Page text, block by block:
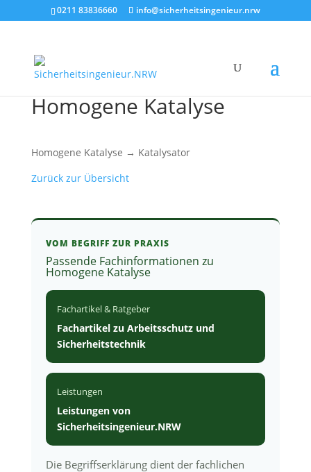
0211 83836660 info@sicherheitsingenieur.nrw
Homogene Katalyse
Homogene Katalyse → Katalysator
Zurück zur Übersicht
VOM BEGRIFF ZUR PRAXIS
Passende Fachinformationen zu
Homogene Katalyse
Fachartikel & Ratgeber
Fachartikel zu Arbeitsschutz und
Sicherheitstechnik
Leistungen
Leistungen von
Sicherheitsingenieur.NRW
Die Begriffserklärung dient der fachlichen